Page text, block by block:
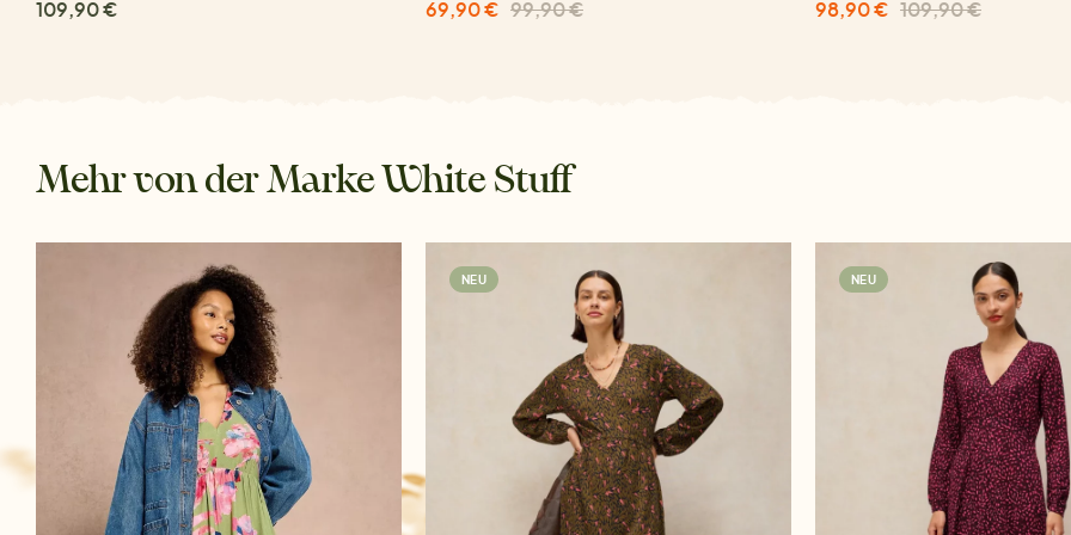
109,90 €
69,90 € 99,90 €
98,90 € 109,90 €
Mehr von der Marke White Stuff
NEU NEU